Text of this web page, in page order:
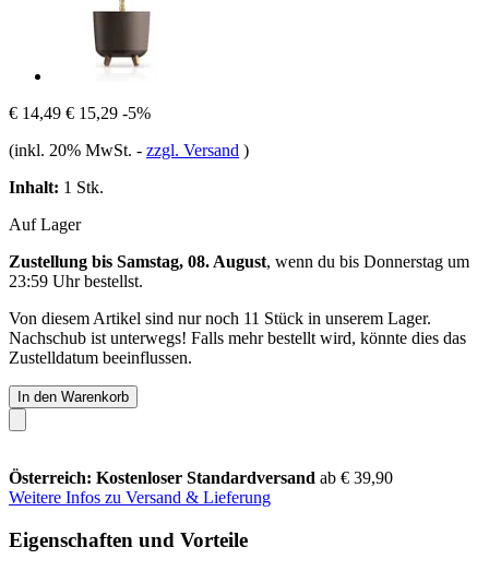
€ 14,49 € 15,29 -5%
(inkl. 20% MwSt. - zzgl. Versand )
Inhalt: 1 Stk.
Auf Lager
Zustellung bis Samstag, 08. August, wenn du bis Donnerstag um
23:59 Uhrbestellst.
Von diesem Artikel sind nur noch 11 Stück in unserem Lager.
Nachschub ist unterwegs! Falls mehr bestellt wird, könnte dies das
Zustelldatum beeinflussen.
In den Warenkorb
Österreich: Kostenloser Standardversand ab € 39,90
Weitere Infos zu Versand & Lieferung
Eigenschaften und Vorteile